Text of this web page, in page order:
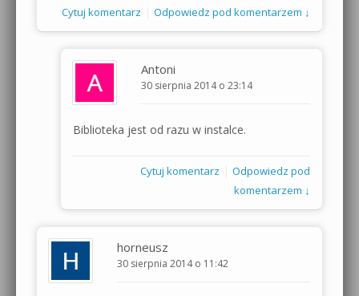
Cytuj komentarz Odpowiedz pod komentarzem ↓
Antoni
30 sierpnia 2014 o 23:14
Biblioteka jest od razu w instalce.
Cytuj komentarz
Odpowiedz pod
komentarzem ↓
horneusz
30 sierpnia 2014 o 11:42